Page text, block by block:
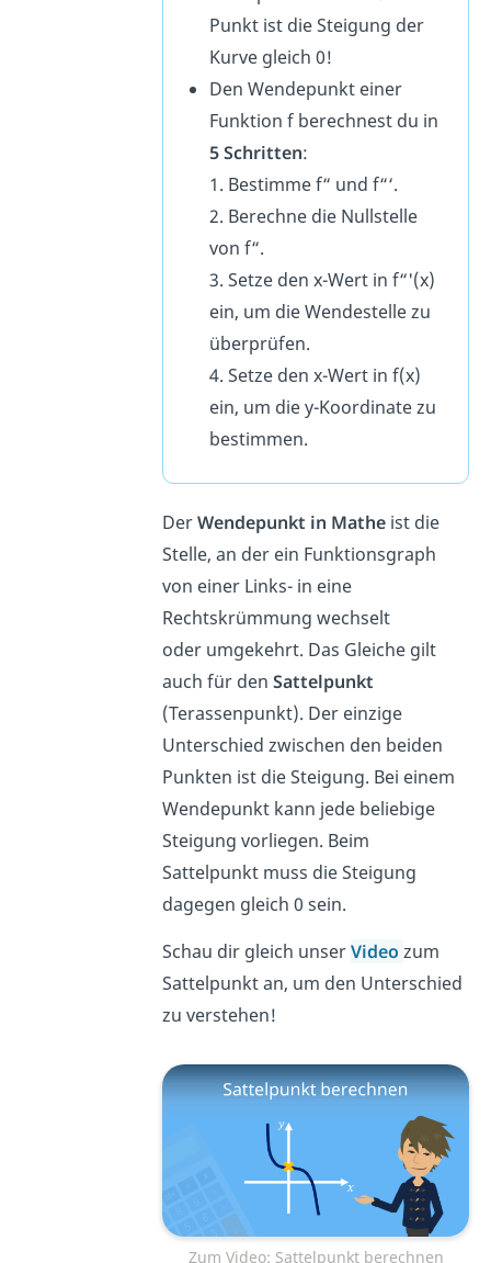
Punkt ist die Steigung der
Kurve gleich 0!
Den Wendepunkt einer
Funktion f berechnest du in
5 Schritten:
1. Bestimme f“ undf“‘.
2. Berechne die Nullstelle
vonf“.
3. Setze den x-Wert in f“'(x)
ein, um die Wendestelle zu
überprüfen.
4. Setze den x-Wert in f(x)
ein, um die y-Koordinate zu
bestimmen.
DerWendepunkt in Mathe ist die
Stelle, an der ein Funktionsgraph
von einer Links- in eine
Rechtskrümmung wechselt
oder umgekehrt. Das Gleiche gilt
auch für denSattelpunkt
(Terassenpunkt). Der einzige
Unterschied zwischen den beiden
Punkten ist die Steigung. Bei einem
Wendepunkt kann jede beliebige
Steigung vorliegen. Beim
Sattelpunkt muss die Steigung
dagegen gleich 0 sein.
Schau dir gleich unserVideozum
Sattelpunkt an, um den Unterschied
zu verstehen!
Zum Video: Sattelpunkt berechnen